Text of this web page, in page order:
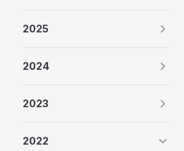
2025
2024
2023
2022